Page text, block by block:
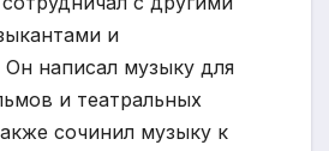
и
Он написал музыку для
и театральных
сочинил музыку к